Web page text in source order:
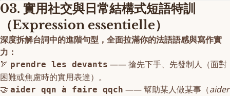
03. 實用社交與日常結構式短語特訓
（Expression essentielle）
深度拆解台詞中的進階句型，全面拉滿你的法語語感與寫作實
力：
🏹 prendre les devants —— 搶先下手、先發制人（面對
困難或焦慮時的實用表達）。
🤝 aider qqn à faire qqch —— 幫助某人做某事（aider